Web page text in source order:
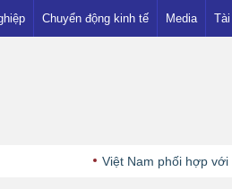
Chuyển động kinh tế Media
Việt Nam phối hợp với EU và